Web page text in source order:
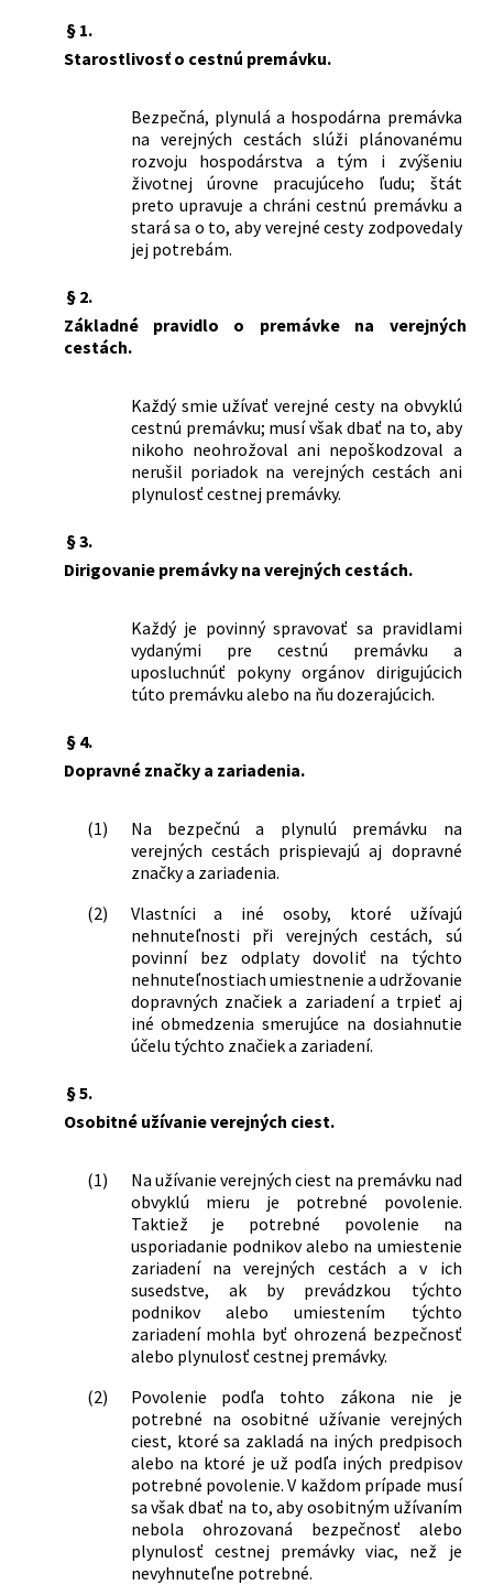
§ 1.
Starostlivosť o cestnú premávku.
Bezpečná, plynulá a hospodárna premávka
na verejných cestách slúži plánovanému
rozvoju hospodárstva a tým i zvýšeniu
životnej úrovne pracujúceho ľudu; štát
preto upravuje a chráni cestnú premávku a
stará sa o to, aby verejné cesty zodpovedaly
jej potrebám.
§ 2.
Základné pravidlo o premávke na verejných
cestách.
Každý smie užívať verejné cesty na obvyklú
cestnú premávku; musí však dbať na to, aby
nikoho neohrožoval ani nepoškodzoval a
nerušil poriadok na verejných cestách ani
plynulosť cestnej premávky.
§ 3.
Dirigovanie premávky na verejných cestách.
Každý je povinný spravovať sa pravidlami
vydanými pre cestnú premávku a
uposluchnúť pokyny orgánov dirigujúcich
túto premávku alebo na ňu dozerajúcich.
§ 4.
Dopravné značky a zariadenia.
(1)
Na bezpečnú a plynulú premávku na
verejných cestách prispievajú aj dopravné
značky a zariadenia.
(2)
Vlastníci a iné osoby, ktoré užívajú
nehnuteľnosti při verejných cestách, sú
povinní bez odplaty dovoliť na týchto
nehnuteľnostiach umiestnenie a udržovanie
dopravných značiek a zariadení a trpieť aj
iné obmedzenia smerujúce na dosiahnutie
účelu týchto značiek a zariadení.
§ 5.
Osobitné užívanie verejných ciest.
(1)
Na užívanie verejných ciest na premávku nad
obvyklú mieru je potrebné povolenie.
Taktiež je potrebné povolenie na
usporiadanie podnikov alebo na umiestenie
zariadení na verejných cestách a v ich
susedstve, ak by prevádzkou týchto
podnikov alebo umiestením týchto
zariadení mohla byť ohrozená bezpečnosť
alebo plynulosť cestnej premávky.
(2)
Povolenie podľa tohto zákona nie je
potrebné na osobitné užívanie verejných
ciest, ktoré sa zakladá na iných predpisoch
alebo na ktoré je už podľa iných predpisov
potrebné povolenie. V každom prípade musí
sa však dbať na to, aby osobitným užívaním
nebola ohrozovaná bezpečnosť alebo
plynulosť cestnej premávky viac, než je
nevyhnuteľne potrebné.